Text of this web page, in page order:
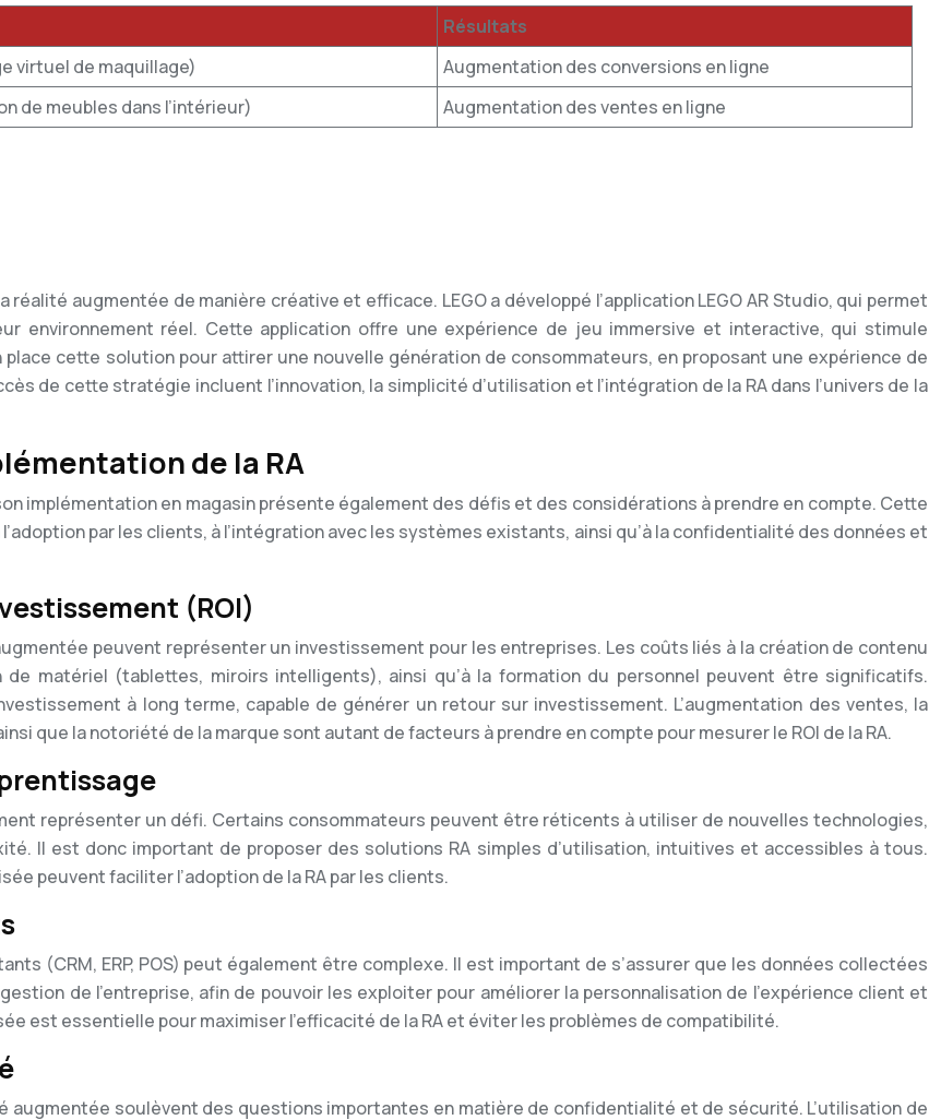
Résultats
virtuel de maquillage)
Augmentation des conversions en ligne
de meubles dans l’intérieur) Augmentation des ventes en ligne
réalité augmentée de manière créative et efficace. LEGO a développé l’application LEGO AR Studio, qui permet
environnement réel. Cette application offre une expérience de jeu immersive et interactive, qui stimule
place cette solution pour attirer une nouvelle génération de consommateurs, en proposant une expérience de
de cette stratégie incluent l’innovation, la simplicité d’utilisation et l’intégration de la RA dans l’univers de la
de la RA
implémentation en magasin présente également des défis et des considérations à prendre en compte. Cette
par les clients, à l’intégration avec les systèmes existants, ainsi qu’à la confidentialité des données et
(ROI)
peuvent représenter un investissement pour les entreprises. Les coûts liés à la création de contenu
de matériel (tablettes, miroirs intelligents), ainsi qu’à la formation du personnel peuvent être significatifs.
à long terme, capable de générer un retour sur investissement. L’augmentation des ventes, la
que la notoriété de la marque sont autant de facteurs à prendre en compte pour mesurer le ROI de la RA.
représenter un défi. Certains consommateurs peuvent être réticents à utiliser de nouvelles technologies,
Il est donc important de proposer des solutions RA simples d’utilisation, intuitives et accessibles à tous.
peuvent faciliter l’adoption de la RA par les clients.
(CRM, ERP, POS) peut également être complexe. Il est important de s’assurer que les données collectées
de l’entreprise, afin de pouvoir les exploiter pour améliorer la personnalisation de l’expérience client et
est essentielle pour maximiser l’efficacité de la RA et éviter les problèmes de compatibilité.
augmentée soulèvent des questions importantes en matière de confidentialité et de sécurité. L’utilisation de